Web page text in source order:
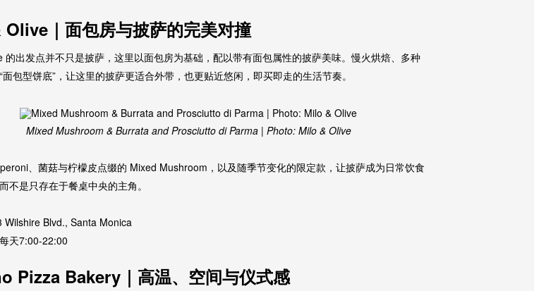
｜面包房与披萨的完美对撞
的出发点并不只是披萨，这里以面包房为基础，配以带有面包属性的披萨美味。慢火烘焙、多种
包型饼底”，让这里的披萨更适合外带，也更贴近悠闲，即买即走的生活节奏。
Mixed Mushroom & Burrata and Prosciutto di Parma | Photo: Milo & Olive
、菌菇与柠檬皮点缀的 Mixed Mushroom，以及随季节变化的限定款，让披萨成为日常饮食
不是只存在于餐桌中央的主角。
Wilshire Blvd., Santa Monica
天7:00-22:00
Pizza Bakery｜高温、空间与仪式感